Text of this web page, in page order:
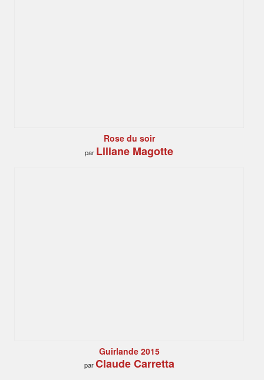
Rose du soir
par Liliane Magotte
Guirlande 2015
parClaude Carretta